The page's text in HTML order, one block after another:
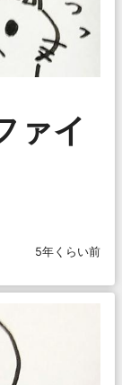
ァイ
5年くらい前